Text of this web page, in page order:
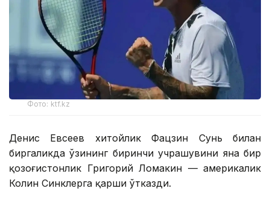
Фото: ktf.kz
Денис Евсеев хитойлик Фацзин Сунь билан
биргаликда ўзининг биринчи учрашувини яна бир
қозоғистонлик Григорий Ломакин — америкалик
Колин Синклерга қарши ўтказди.